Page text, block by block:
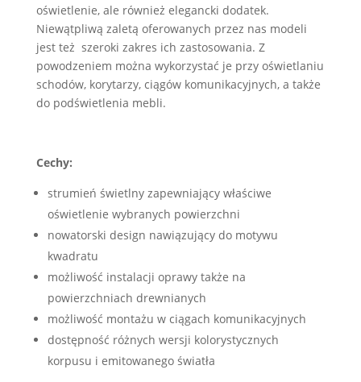
oświetlenie, ale również elegancki dodatek.
Niewątpliwą zaletą oferowanych przez nas modeli
jest też szeroki zakres ich zastosowania. Z
powodzeniem można wykorzystać je przy oświetlaniu
schodów, korytarzy, ciągów komunikacyjnych, a także
do podświetlenia mebli.
Cechy:
strumień świetlny zapewniający właściwe
oświetlenie wybranych powierzchni
nowatorski design nawiązujący do motywu
kwadratu
możliwość instalacji oprawy także na
powierzchniach drewnianych
możliwość montażu w ciągach komunikacyjnych
dostępność różnych wersji kolorystycznych
korpusu i emitowanego światła